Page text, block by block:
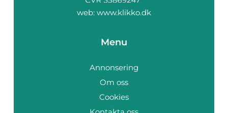
web: www.klikko.dk
Menu
Annonsering
Om oss
Cookies